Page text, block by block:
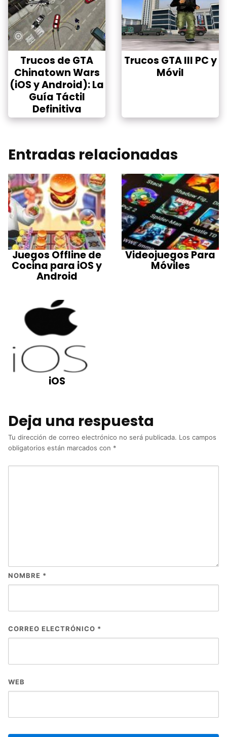
Trucos de GTA
Chinatown Wars
(iOS y Android): La
Guía Táctil
Definitiva
Trucos GTA III PC y
Móvil
Entradas relacionadas
Juegos Offline de
Cocina para iOS y
Android
Videojuegos Para
Móviles
iOS
Deja una respuesta
Tu dirección de correo electrónico no será publicada. Los campos
obligatorios están marcados con *
NOMBRE *
CORREO ELECTRÓNICO *
WEB